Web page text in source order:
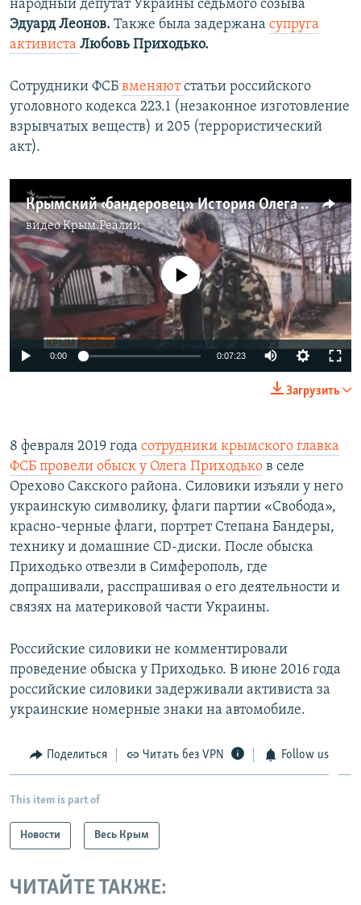
народный депутат Украины седьмого созыва
Эдуард Леонов. Также была задержана супруга
активиста Любовь Приходько.
Сотрудники ФСБ вменяютстатьи российского
уголовного кодекса 223.1 (незаконное изготовление
взрывчатых веществ) и 205 (террористический
акт).​
Крымский «бандеровец». История Олега Приходько (видео)
видеоКрым.Реалии
No media source currently available
0:00 0:07:23
Загрузить
8 февраля 2019 года сотрудники крымского главка
ФСБ провели обыск у Олега Приходько в селе
Орехово Сакского района. Силовики изъяли у него
украинскую символику, флаги партии «Свобода»,
красно-черные флаги, портрет Степана Бандеры,
технику и домашние CD-диски. После обыска
Приходько отвезли в Симферополь, где
допрашивали, расспрашивая о его деятельности и
связях на материковой части Украины.​
Российские силовики не комментировали
проведение обыска у Приходько. В июне 2016 года
российские силовики задерживали активиста за
украинские номерные знаки на автомобиле.
Поделиться Читать без VPN Follow us
This item is part of
Новости Весь Крым
ЧИТАЙТЕ ТАКЖЕ: